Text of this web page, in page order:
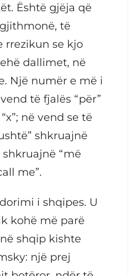
Është gjëja që
të
rrezikun se kjo
dallimet, në
Një numër e më i
të fjalës “për”
në vend se të
shkruajnë
shkruajnë “më
me”.
i shqipes. U
kohë më parë
shqip kishte
një prej